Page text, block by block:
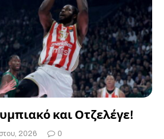
και Οτζελέγε!
2026 0